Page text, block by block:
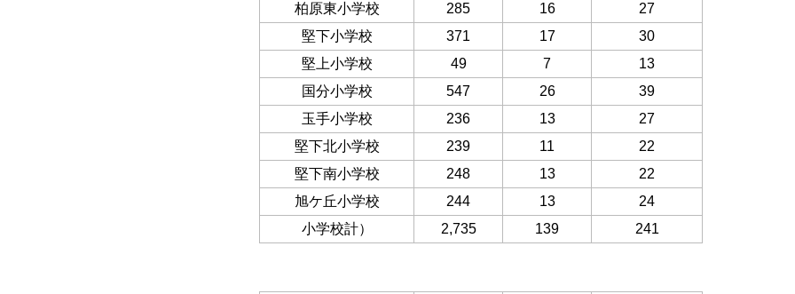
柏原東小学校
285 16
27
堅下小学校
371 17
30
堅上小学校
49 7
13
国分小学校
547 26
39
玉手小学校
236 13
27
堅下北小学校
239 11
22
堅下南小学校
248 13
22
旭ケ丘小学校
244 13
24
小学校計）
2,735 139 241